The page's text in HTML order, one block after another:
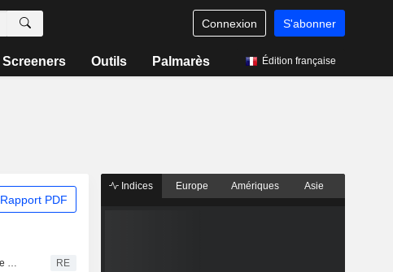
Connexion S'abonner
Screeners Outils Palmarès Édition française
Rapport PDF
Roche lance deux nouveaux tests de dépistage de la cyclospora alors que l'épidémie s'étend aux États-Unis RE
Indices Europe Amériques Asie